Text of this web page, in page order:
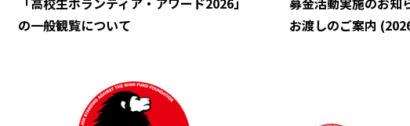
の一般観覧について
お渡しのご案内